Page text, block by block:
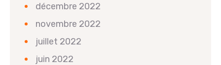
décembre 2022
novembre 2022
juillet 2022
juin 2022